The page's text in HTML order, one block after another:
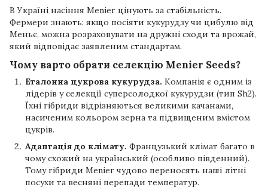
В Україні насіння Menier цінують за стабільність.
Фермери знають: якщо посіяти кукурудзу чи цибулю від
Меньє, можна розраховувати на дружні сходи та врожай,
який відповідає заявленим стандартам.
Чому варто обрати селекцію Menier Seeds?
Еталонна цукрова кукурудза. Компанія є одним із
лідерів у селекції суперсолодкої кукурудзи (тип Sh2).
Їхні гібриди відрізняються великими качанами,
насиченим кольором зерна та підвищеним вмістом
цукрів.
Адаптація до клімату. Французький клімат багато в
чому схожий на український (особливо південний).
Тому гібриди Menier чудово переносять наші літні
посухи та весняні перепади температур.